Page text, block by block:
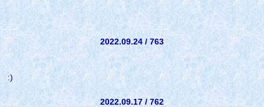
2022.09.24 / 763
:)
2022.09.17 / 762